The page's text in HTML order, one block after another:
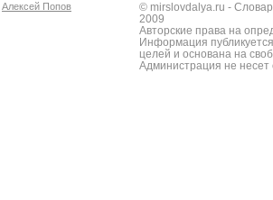
Алексей Попов
© mirslovdalya.ru -
2009
Авторские права на
Информация
целей и основана на
Администрация не несет